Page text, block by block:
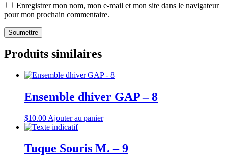
Enregistrer mon nom, mon e-mail et mon site dans le navigateur
pour mon prochain commentaire.
Produits similaires
Ensemble dhiver GAP – 8
$10.00 Ajouter au panier
Tuque Souris M. – 9